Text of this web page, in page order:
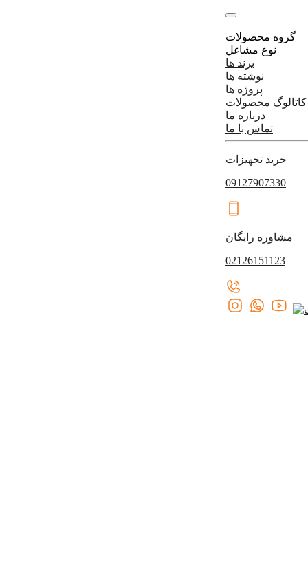
گروه محصولات
نوع مشاغل
برند ها
نوشته ها
پروژه ها
کاتالوگ محصولات
درباره ما
تماس با ما
خرید تجهیزات
09127907330
مشاوره رایگان
02126151123